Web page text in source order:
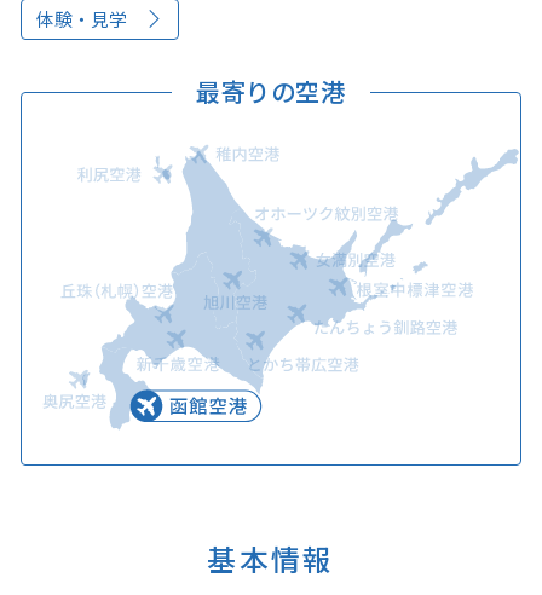
体験・見学
最寄りの空港
基本情報